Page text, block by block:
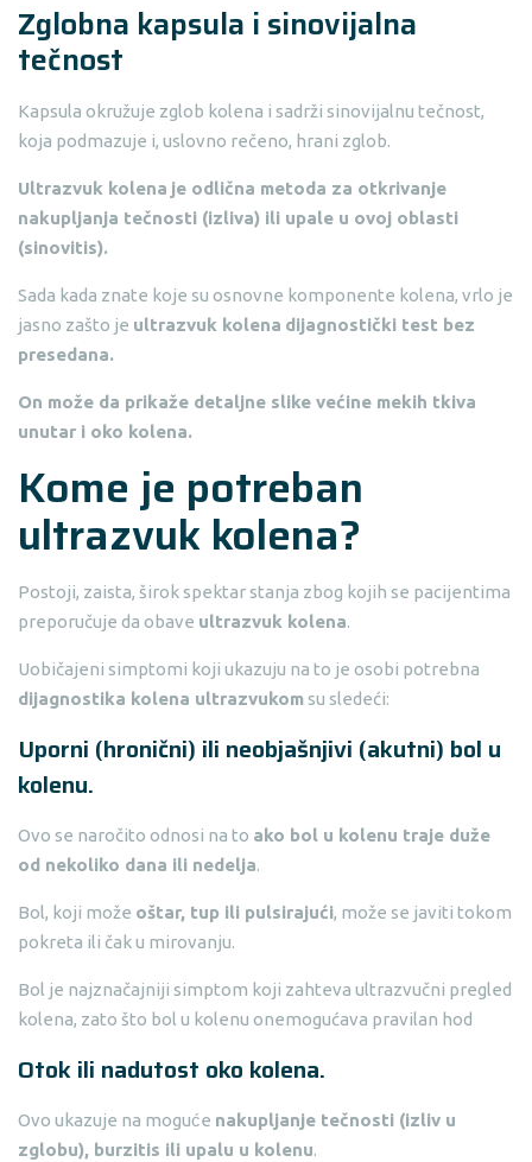
Zglobna kapsula i sinovijalna
tečnost
Kapsula okružuje zglob kolena i sadrži sinovijalnu tečnost,
koja podmazuje i, uslovno rečeno, hrani zglob.
Ultrazvuk kolena je odlična metoda za otkrivanje
nakupljanja tečnosti (izliva) ili upale u ovoj oblasti
(sinovitis).
Sada kada znate koje su osnovne komponente kolena, vrlo je
jasno zašto je ultrazvuk kolena dijagnostički test bez
presedana.
On može da prikaže detaljne slike većine mekih tkiva
unutar i oko kolena.
Kome je potreban
ultrazvuk kolena?
Postoji, zaista, širok spektar stanja zbog kojih se pacijentima
preporučuje da obave ultrazvuk kolena.
Uobičajeni simptomi koji ukazuju na to je osobi potrebna
dijagnostika kolena ultrazvukom su sledeći:
Uporni (hronični) ili neobjašnjivi (akutni) bol u
kolenu.
Ovo se naročito odnosi na to ako bol u kolenu traje duže
od nekoliko dana ili nedelja.
Bol, koji može oštar, tup ili pulsirajući, može se javiti tokom
pokreta ili čak u mirovanju.
Bol je najznačajniji simptom koji zahteva ultrazvučni pregled
kolena, zato što bol u kolenu onemogućava pravilan hod
Otok ili nadutost oko kolena.
Ovo ukazuje na moguće nakupljanje tečnosti (izliv u
zglobu), burzitis ili upalu u kolenu.